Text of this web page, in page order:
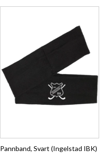
Pannband, Svart (Ingelstad IBK)